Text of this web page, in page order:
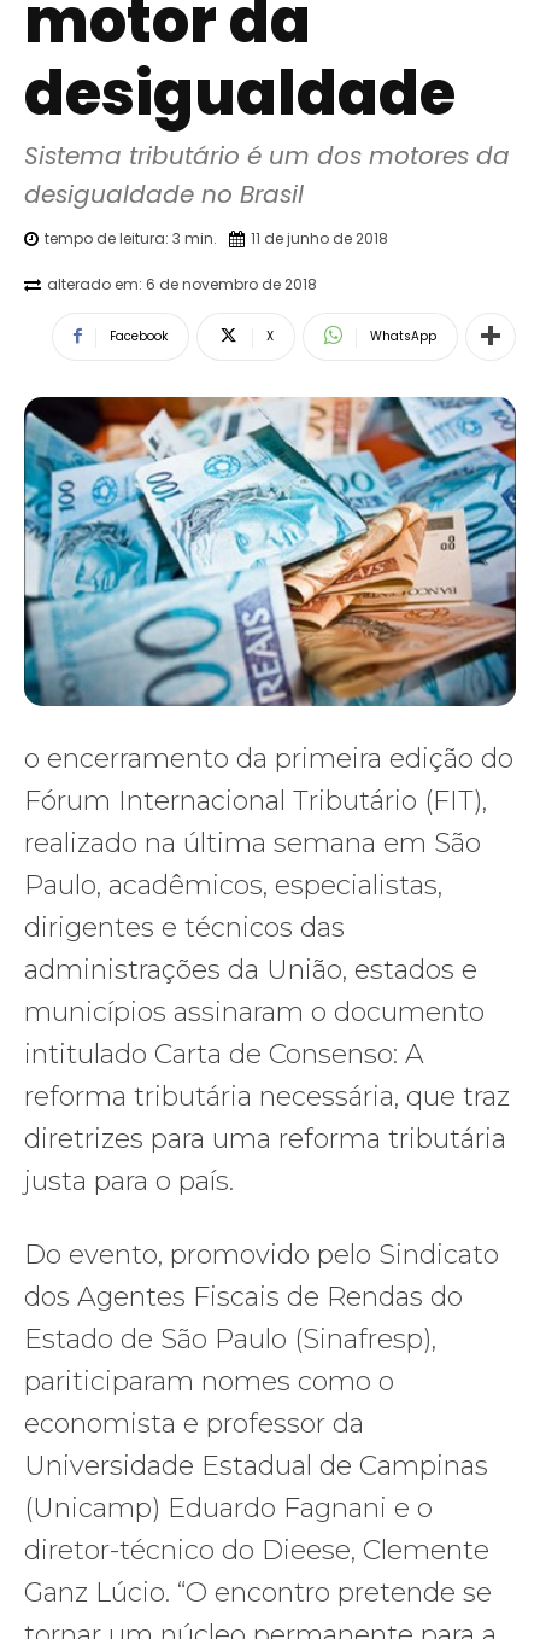
motor da
desigualdade
Sistema tributário é um dos motores da
desigualdade no Brasil
tempo de leitura: 3 min. 11 de junho de 2018
alterado em: 6 de novembro de 2018
Facebook X WhatsApp
o encerramento da primeira edição do
Fórum Internacional Tributário (FIT),
realizado na última semana em São
Paulo, acadêmicos, especialistas,
dirigentes e técnicos das
administrações da União, estados e
municípios assinaram o documento
intitulado Carta de Consenso: A
reforma tributária necessária, que traz
diretrizes para uma reforma tributária
justa para o país.
Do evento, promovido pelo Sindicato
dos Agentes Fiscais de Rendas do
Estado de São Paulo (Sinafresp),
pariticiparam nomes como o
economista e professor da
Universidade Estadual de Campinas
(Unicamp) Eduardo Fagnani e o
diretor-técnico do Dieese, Clemente
Ganz Lúcio. “O encontro pretende se